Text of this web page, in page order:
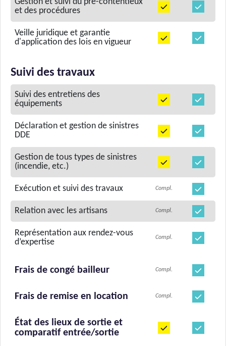
et des procédures
Veille juridique et garantie
d'application des lois en vigueur
Suivi des travaux
Suivi des entretiens des
équipements
Déclaration et gestion de sinistres
DDE
Gestion de tous types de sinistres
(incendie, etc.)
Exécution et suivi des travaux Compl.
Relation avec les artisans Compl.
Représentation aux rendez-vous
d’expertise
Compl.
Frais de congé bailleur Compl.
Frais de remise en location Compl.
État des lieux de sortie et
comparatif entrée/sortie